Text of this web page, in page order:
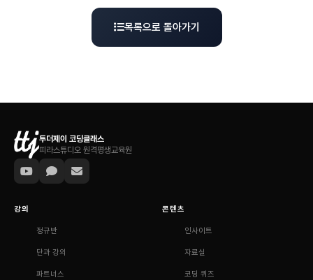
목록으로 돌아가기
투더제이 코딩클래스
피라스튜디오 원격평생교육원
강의
정규반
단과 강의
파트너스
콘텐츠
인사이트
자료실
코딩 퀴즈